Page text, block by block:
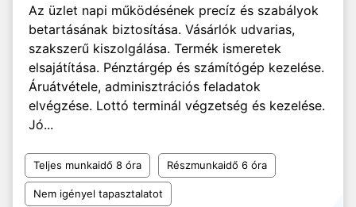
Az üzlet napi működésének precíz és szabályok
betartásának biztosítása. Vásárlók udvarias,
szakszerű kiszolgálása. Termék ismeretek
elsajátítása. Pénztárgép és számítógép kezelése.
Áruátvétele, adminisztrációs feladatok
elvégzése. Lottó terminál végzetség és kezelése.
Jó...
Teljes munkaidő 8 óra Részmunkaidő 6 óra
Nem igényel tapasztalatot